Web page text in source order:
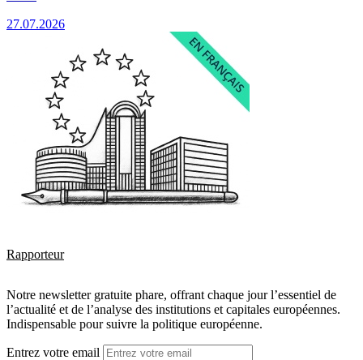
27.07.2026
Rapporteur
Notre newsletter gratuite phare, offrant chaque jour l’essentiel de
l’actualité et de l’analyse des institutions et capitales européennes.
Indispensable pour suivre la politique européenne.
Entrez votre email